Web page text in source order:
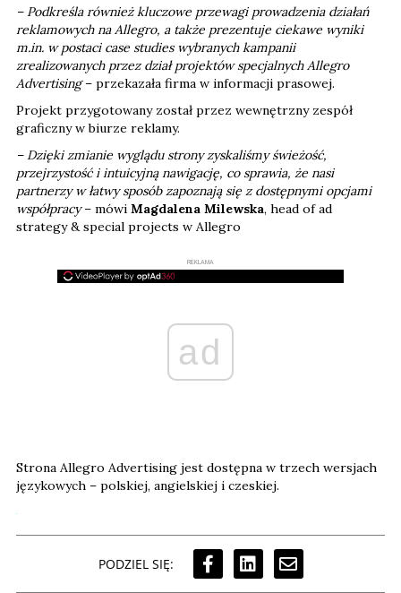
– Podkreśla również kluczowe przewagi prowadzenia działań
reklamowych na Allegro, a także prezentuje ciekawe wyniki
m.in. w postaci case studies wybranych kampanii
zrealizowanych przez dział projektów specjalnych Allegro
Advertising– przekazała firma w informacji prasowej.
Projekt przygotowany został przez wewnętrzny zespół
graficzny w biurze reklamy.
– Dzięki zmianie wyglądu strony zyskaliśmy świeżość,
przejrzystość i intuicyjną nawigację, co sprawia, że nasi
partnerzy w łatwy sposób zapoznają się z dostępnymi opcjami
współpracy– mówi Magdalena Milewska, head of ad
strategy & special projects w Allegro
REKLAMA
ad
Strona Allegro Advertising jest dostępna w trzech wersjach
językowych – polskiej, angielskiej i czeskiej.
PODZIEL SIĘ: